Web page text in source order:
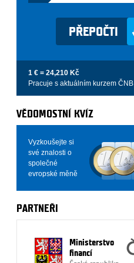
1 € = 24,210 Kč
Pracuje s aktuálním kurzem ČNB
VĚDOMOSTNÍ KVÍZ
Vyzkoušejte si
své znalosti o
společné
evropské měně
PARTNEŘI
Ministerstvo
financí